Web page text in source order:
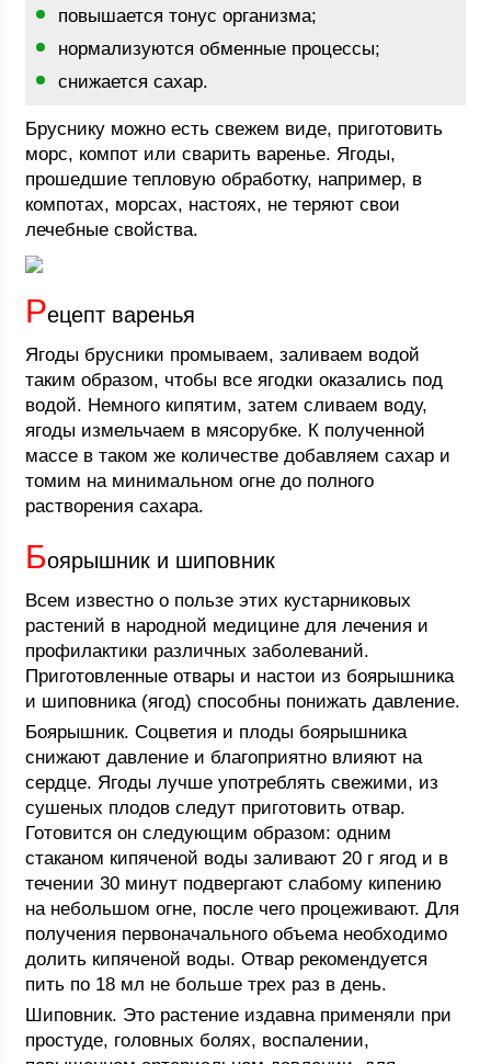
повышается тонус организма;
нормализуются обменные процессы;
снижается сахар.
Бруснику можно есть свежем виде, приготовить
морс, компот или сварить варенье. Ягоды,
прошедшие тепловую обработку, например, в
компотах, морсах, настоях, не теряют свои
лечебные свойства.
Рецепт варенья
Ягоды брусники промываем, заливаем водой
таким образом, чтобы все ягодки оказались под
водой. Немного кипятим, затем сливаем воду,
ягоды измельчаем в мясорубке. К полученной
массе в таком же количестве добавляем сахар и
томим на минимальном огне до полного
растворения сахара.
Боярышник и шиповник
Всем известно о пользе этих кустарниковых
растений в народной медицине для лечения и
профилактики различных заболеваний.
Приготовленные отвары и настои из боярышника
и шиповника (ягод) способны понижать давление.
Боярышник. Соцветия и плоды боярышника
снижают давление и благоприятно влияют на
сердце. Ягоды лучше употреблять свежими, из
сушеных плодов следут приготовить отвар.
Готовится он следующим образом: одним
стаканом кипяченой воды заливают 20 г ягод и в
течении 30 минут подвергают слабому кипению
на небольшом огне, после чего процеживают. Для
получения первоначального объема необходимо
долить кипяченой воды. Отвар рекомендуется
пить по 18 мл не больше трех раз в день.
Шиповник. Это растение издавна применяли при
простуде, головных болях, воспалении,